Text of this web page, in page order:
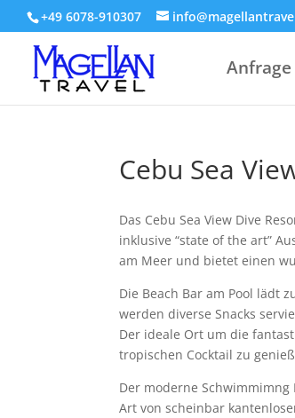
+49 6078-910307
Anfrage
Cebu Sea
Das Cebu Sea View Dive
inklusive “state of the art”
am Meer und bietet einen
Die Beach Bar am Pool lädt
werden diverse Snacks
Der ideale Ort um die
tropischen Cocktail zu
Der moderne
Art von scheinbar